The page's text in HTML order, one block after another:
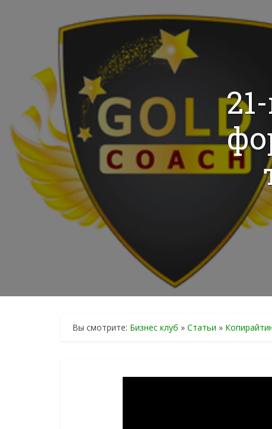
Вы смотрите: Бизнес клуб » Статьи »